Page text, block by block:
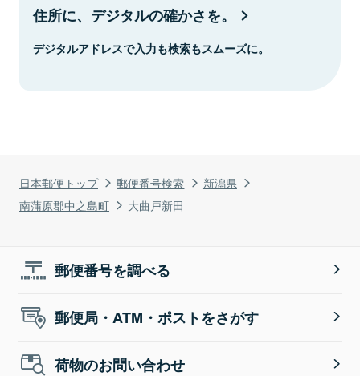
日本郵便トップ 郵便番号検索
新潟県
南蒲原郡中之島町
大曲戸新田
住所に、デジタルの確かさを。
デジタルアドレスで入力も検索もスムーズに。
郵便番号を調べる
郵便局・ATM・ポストをさがす
荷物のお問い合わせ